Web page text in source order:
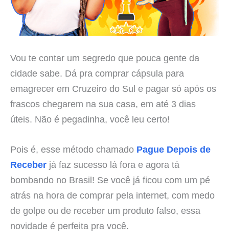
Vou te contar um segredo que pouca gente da
cidade sabe. Dá pra comprar cápsula para
emagrecer em Cruzeiro do Sul e pagar só após os
frascos chegarem na sua casa, em até 3 dias
úteis. Não é pegadinha, você leu certo!
Pois é, esse método chamado Pague Depois de
Receber já faz sucesso lá fora e agora tá
bombando no Brasil! Se você já ficou com um pé
atrás na hora de comprar pela internet, com medo
de golpe ou de receber um produto falso, essa
novidade é perfeita pra você.